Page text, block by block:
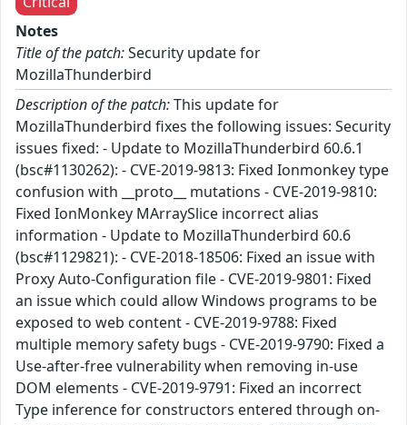
Notes
Title of the patch:Security update for
MozillaThunderbird
Description of the patch:This update for
MozillaThunderbird fixes the following issues: Security
issues fixed: - Update to MozillaThunderbird 60.6.1
(bsc#1130262): - CVE-2019-9813: Fixed Ionmonkey type
confusion with __proto__ mutations - CVE-2019-9810:
Fixed IonMonkey MArraySlice incorrect alias
information - Update to MozillaThunderbird 60.6
(bsc#1129821): - CVE-2018-18506: Fixed an issue with
Proxy Auto-Configuration file - CVE-2019-9801: Fixed
an issue which could allow Windows programs to be
exposed to web content - CVE-2019-9788: Fixed
multiple memory safety bugs - CVE-2019-9790: Fixed a
Use-after-free vulnerability when removing in-use
DOM elements - CVE-2019-9791: Fixed an incorrect
Type inference for constructors entered through on-